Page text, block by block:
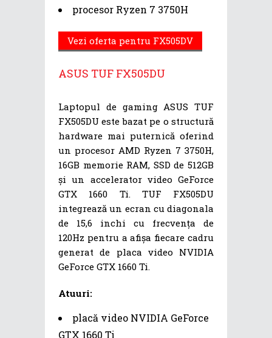
procesor Ryzen 7 3750H
Vezi oferta pentru FX505DV
ASUS TUF FX505DU
Laptopul de gaming ASUS TUF
FX505DU este bazat pe o structură
hardware mai puternică oferind
un procesor AMD Ryzen 7 3750H,
16GB memorie RAM, SSD de 512GB
și un accelerator video GeForce
GTX 1660 Ti. TUF FX505DU
integrează un ecran cu diagonala
de 15,6 inchi cu frecvența de
120Hz pentru a afișa fiecare cadru
generat de placa video NVIDIA
GeForce GTX 1660 Ti.
Atuuri:
placă video NVIDIA GeForce
GTX 1660 Ti